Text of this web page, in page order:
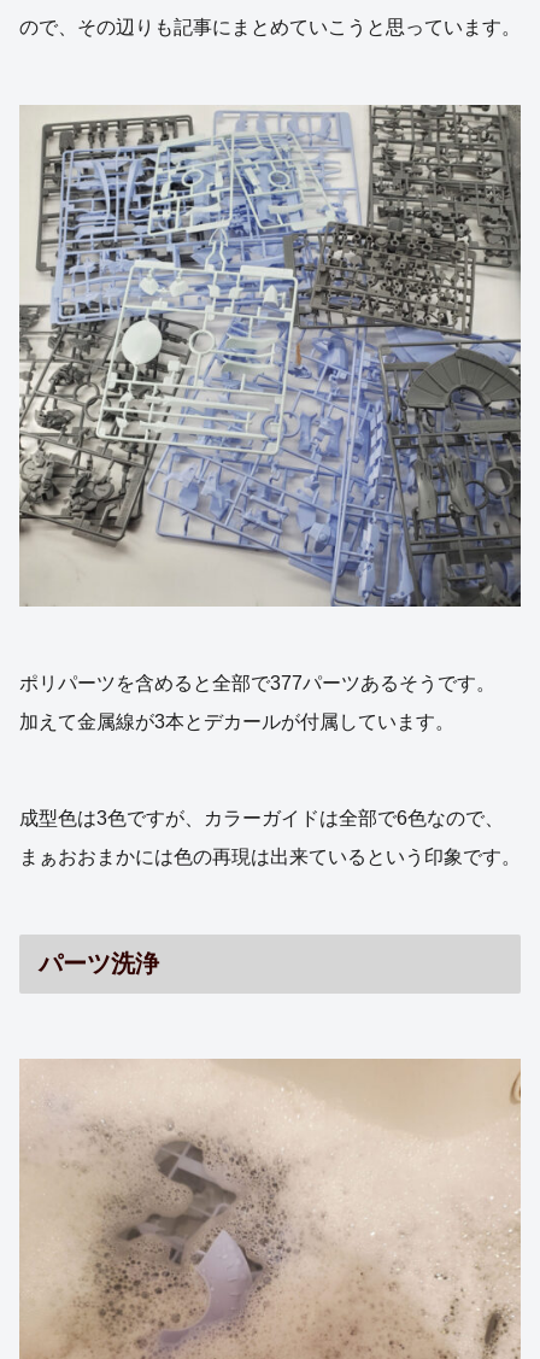
ので、その辺りも記事にまとめていこうと思っています。
ポリパーツを含めると全部で377パーツあるそうです。
加えて金属線が3本とデカールが付属しています。
成型色は3色ですが、カラーガイドは全部で6色なので、
まぁおおまかには色の再現は出来ているという印象です。
パーツ洗浄